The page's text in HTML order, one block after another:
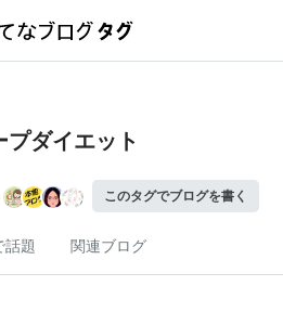
プダイエット
このタグでブログを書く
話題 関連ブログ